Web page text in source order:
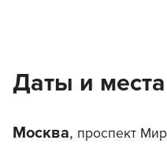
Даты и
Москва, проспект